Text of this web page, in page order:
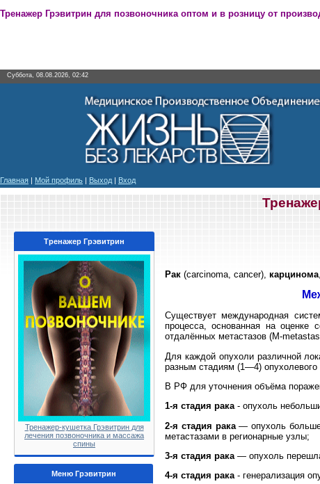
Тренажер Грэвитрин для позвоночника оптом и в розницу от
Суббота, 08.08.2026, 02:42
Главная | Мой профиль | Выход | Вход
Тренажер Грэвитрин
Тренажер-кушетка Грэвитрин для
лечения позвоночника и массажа
спины
Меню Грэвитрин
Рак (carcinoma, cancer), карцинома
Существует международная
процесса, основанная на оценке
отдалённых метастазов (M-
Для каждой опухоли различной
разным стадиям (1—4) опухолевого
В РФ для уточнения объёма
1-я стадия рака- опухоль
2-я стадия рака— опухоль
метастазами в регионарные узлы;
3-я стадия рака— опухоль перешла
4-я стадия рака- генерализация